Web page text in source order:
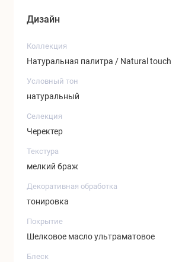
Дизайн
Коллекция
Натуральная палитра / Natural touch
Условный тон
натуральный
Селекция
Черектер
Текстура
мелкий браж
Декоративная обработка
тонировка
Покрытие
Шелковое масло ультраматовое
Блеск